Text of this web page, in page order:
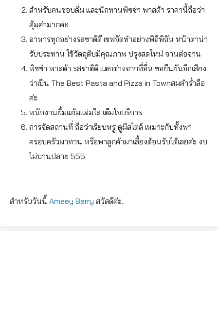
สำหรับคนชอบดื่ม และนักทานพิซซ่า พาสต้า ราคานี้ถือว่า
คุ้มค่ามากค่ะ
อาหารทุกอย่างรสชาติดี เชฟจัดทำอย่างพิถีพิถัน หน้าตาน่า
รับประทาน ใช้วัตถุดิบมีคุณภาพ ปรุงสดใหม่ จานต่อจาน
พิซซ่า พาสต้า รสชาติดี แตกต่างจากที่อื่น ขอยืนยันอีกเสียง
ว่าเป็น The Best Pasta and Pizza in Townสมคำร่ำลือ
ค่ะ
พนักงานยิ้มแย้มแจ่มใส เต็มใจบริการ
การจัดสถานที่ ถือว่าเรียบหรู ดูมีสไตล์ เหมาะกับทั้งพา
ครอบครัวมาทาน หรือพาลูกค้ามาเลี้ยงต้อนรับได้เลยค่ะ งบ
ไม่บานปลาย 555
สำหรับวันนี้ Ameey Berry สวัสดีค่ะ..